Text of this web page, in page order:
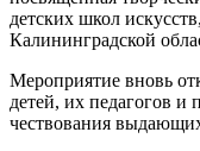
детских школ
Калининградской
Мероприятие вновь
детей, их педагогов и
чествования